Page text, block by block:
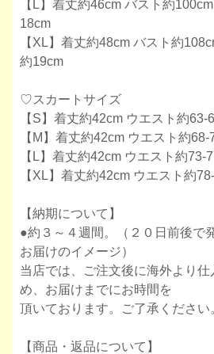
【L】着丈約46cm バスト約
18cm
【XL】着丈約48cm バスト約
約19cm
♡スカートサイズ
【S】着丈約42cm ウエスト約63-
【M】着丈約42cm ウエスト約68-
【L】着丈約42cm ウエスト約73-
【XL】着丈約42cm ウエスト約
【納期について】
●約３～４週間。（２０日前後で
お届けのイメージ）
当店では、ご注文後に海外より仕
め、お届けまでにお時間を
頂いております。ご了承ください
【商品・返品について】